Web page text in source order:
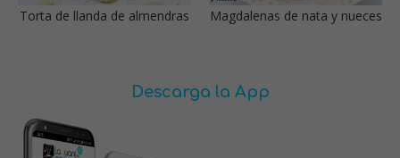
Torta de llanda de almendras Magdalenas de nata y nueces
Descarga la App